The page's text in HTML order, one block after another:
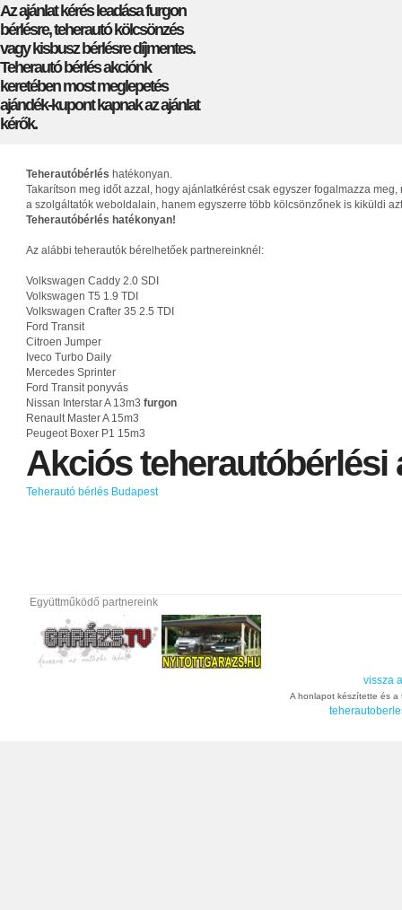
Az ajánlat kérés leadása furgon
bérlésre, teherautó kölcsönzés
vagy kisbusz bérlésre díjmentes.
Teherautó bérlés akciónk
keretében most meglepetés
ajándék-kupont kapnak az ajánlat
kérők.
Teherautóbérlés hatékonyan.
Takarítson meg időt azzal, hogy ajánlatkérést csak egyszer fogalmazza
a szolgáltatók weboldalain, hanem egyszerre több kölcsönzőnek is kiküldi
Teherautóbérlés hatékonyan!
Az alábbi teherautók bérelhetőek partnereinknél:
Volkswagen Caddy 2.0 SDI
Volkswagen T5 1.9 TDI
Volkswagen Crafter 35 2.5 TDI
Ford Transit
Citroen Jumper
Iveco Turbo Daily
Mercedes Sprinter
Ford Transit ponyvás
Nissan Interstar A 13m3 furgon
Renault Master A 15m3
Peugeot Boxer P1 15m3
Akciósteherautóbérlési
Teherautó bérlés Budapest
Együttműködő partnereink
vissza
A honlapot készítette és